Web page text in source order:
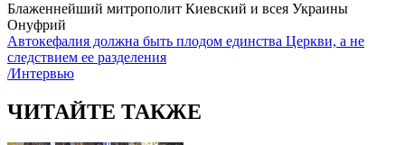
Блаженнейший митрополит Киевский и всея Украины
Онуфрий
Автокефалия должна быть плодом единства Церкви, а не
следствием ее разделения
/Интервью
ЧИТАЙТЕ ТАКЖЕ